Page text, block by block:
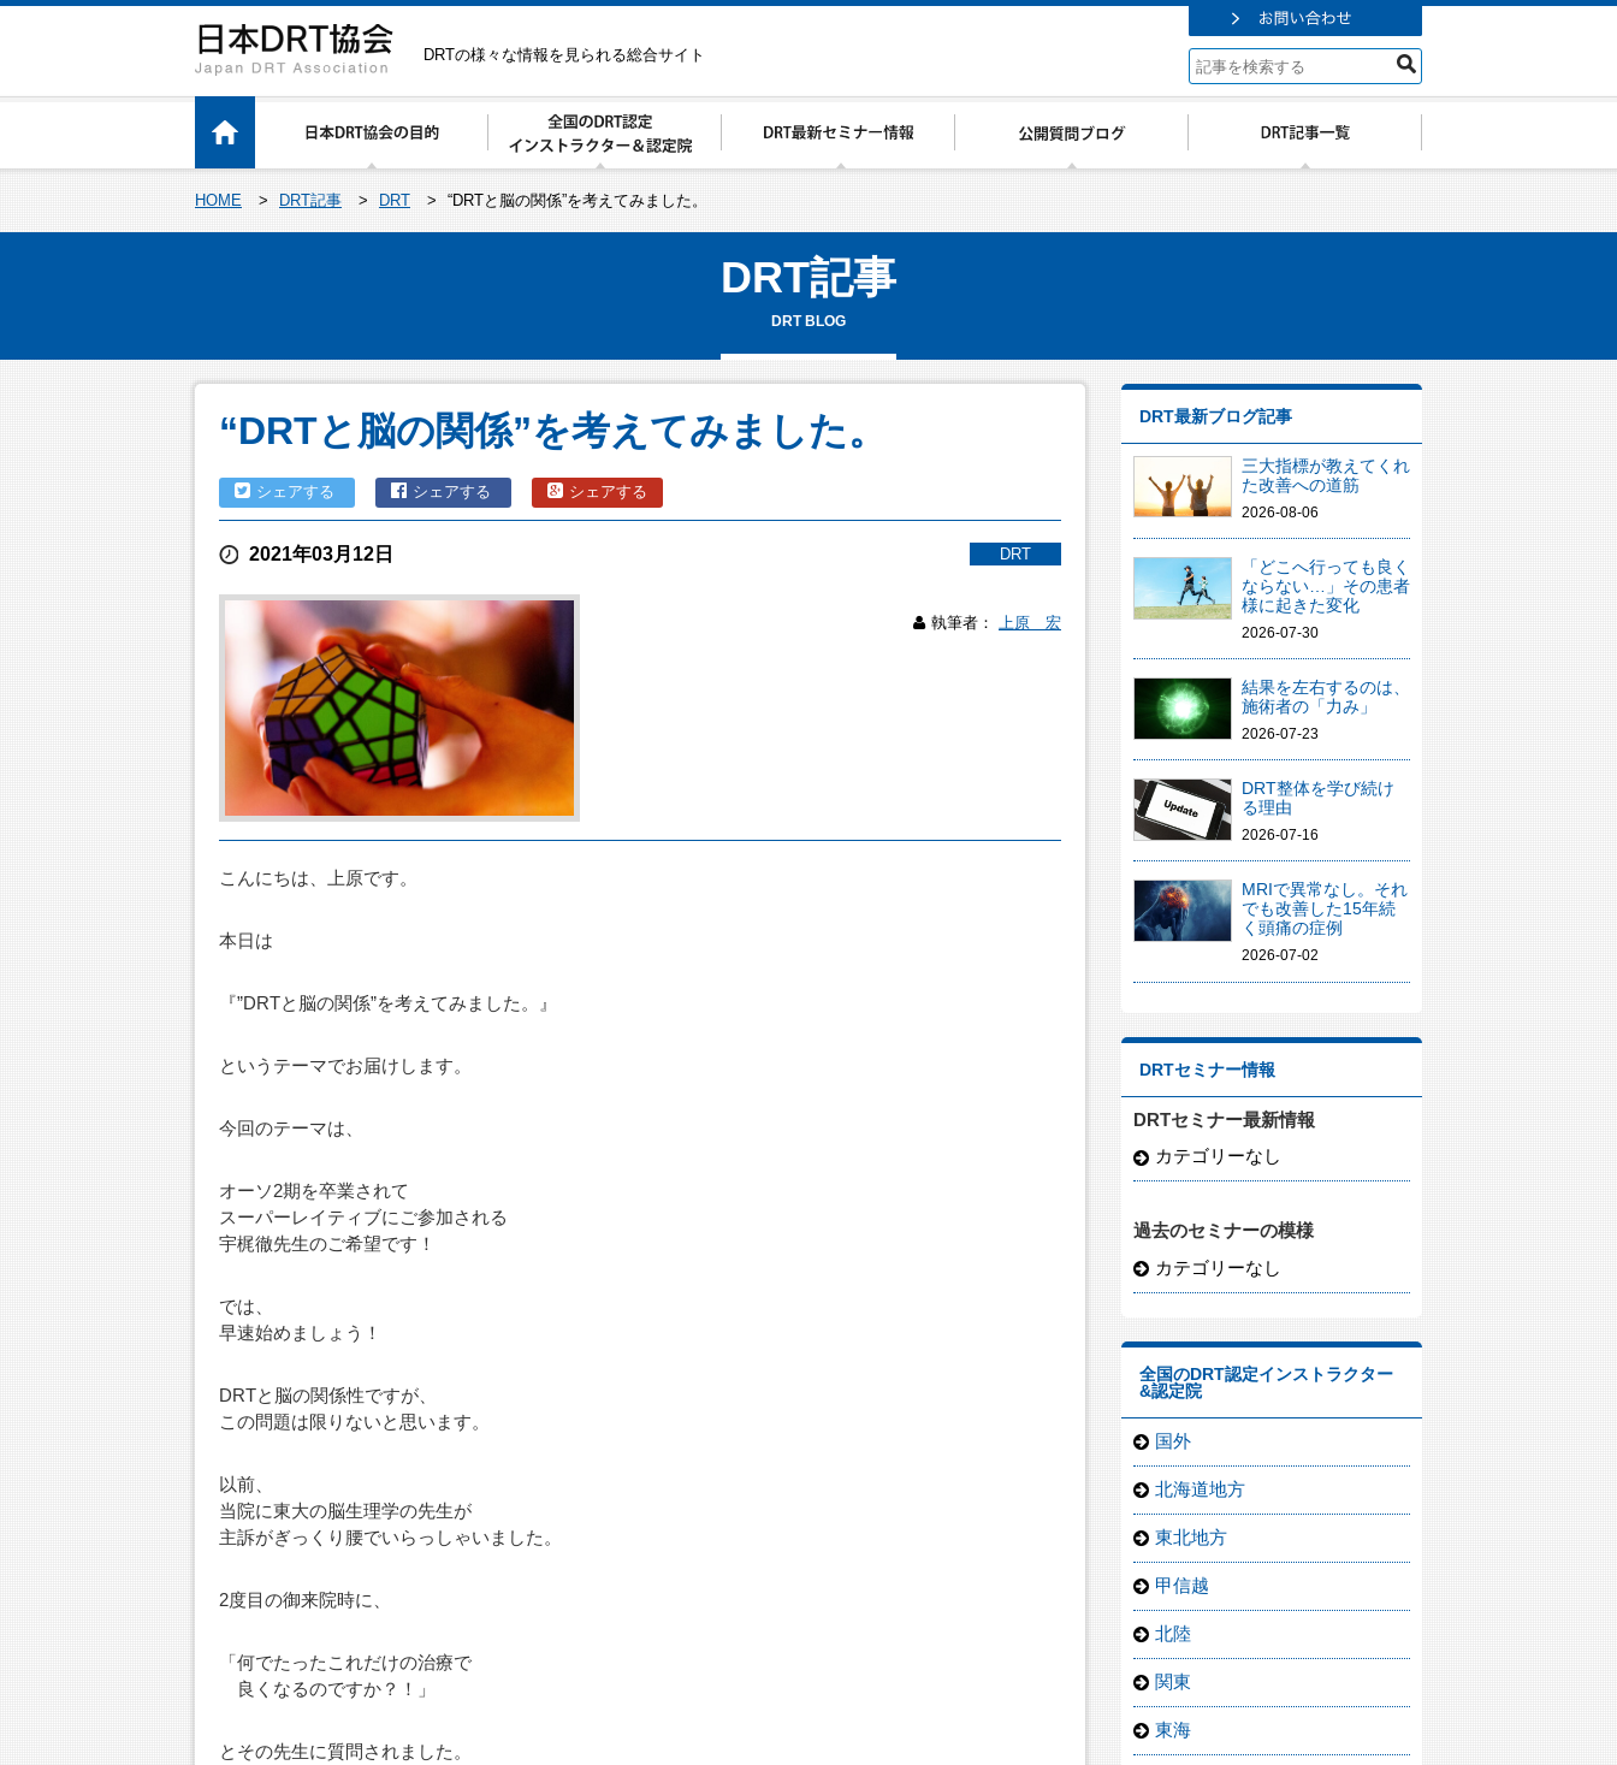
DRTの様々な情報を見られる総合サイト
HOME > DRT記事 > DRT > “DRTと脳の関係”を考えてみました。
DRT記事
DRT BLOG
“DRTと脳の関係”を考えてみました。
シェアする シェアする シェアする
2021年03月12日 DRT
執筆者： 上原 宏
こんにちは、上原です。
本日は
『”DRTと脳の関係”を考えてみました。』
というテーマでお届けします。
今回のテーマは、
オーソ2期を卒業されて
スーパーレイティブにご参加される
宇梶徹先生のご希望です！
では、
早速始めましょう！
DRTと脳の関係性ですが、
この問題は限りないと思います。
以前、
当院に東大の脳生理学の先生が
主訴がぎっくり腰でいらっしゃいました。
2度目の御来院時に、
「何でたったこれだけの治療で
良くなるのですか？！」
とその先生に質問されました。
DRT最新ブログ記事
三大指標が教えてくれ
た改善への道筋
2026-08-06
「どこへ行っても良く
ならない…」その患者
様に起きた変化
2026-07-30
結果を左右するのは、
施術者の「力み」
2026-07-23
DRT整体を学び続け
る理由
2026-07-16
MRIで異常なし。それ
でも改善した15年続
く頭痛の症例
2026-07-02
DRTセミナー情報
DRTセミナー最新情報
カテゴリーなし
過去のセミナーの模様
カテゴリーなし
全国のDRT認定インストラクター
&認定院
国外
北海道地方
東北地方
甲信越
北陸
関東
東海